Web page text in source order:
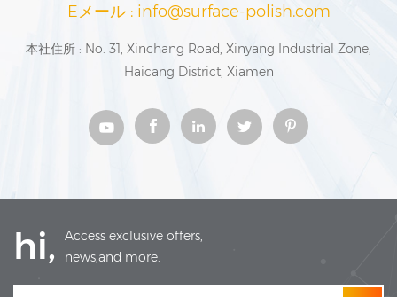
Eメール : info@surface-polish.com
本社住所 : No. 31, Xinchang Road, Xinyang Industrial Zone,
Haicang District, Xiamen
hi,
Access exclusive offers,
news,and more.